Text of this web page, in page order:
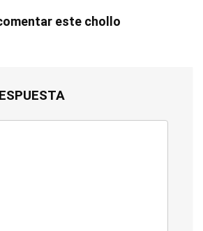
este chollo